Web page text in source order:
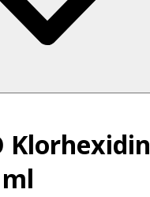
Klorhexidin